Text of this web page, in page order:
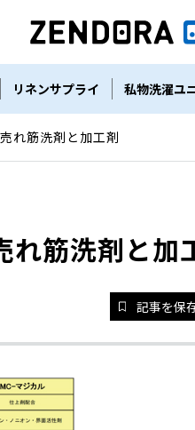
リネンサプライ 私物洗濯ユ
れ筋洗剤と加工剤
筋洗剤と加
記事を保